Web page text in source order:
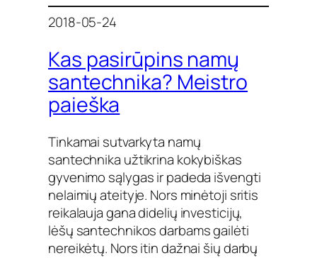
2018-05-24
Kas pasirūpins namų
santechnika? Meistro
paieška
Tinkamai sutvarkyta namų
santechnika užtikrina kokybiškas
gyvenimo sąlygas ir padeda išvengti
nelaimių ateityje. Nors minėtoji sritis
reikalauja gana didelių investicijų,
lėšų santechnikos darbams gailėti
nereikėtų. Nors itin dažnai šių darbų